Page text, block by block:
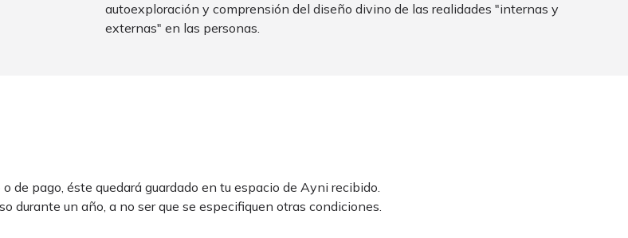
autoexploración y comprensión del diseño divino de las realidades "internas y
externas" en las personas.
de pago, éste quedará guardado en tu espacio de Ayni recibido.
durante un año, a no ser que se especifiquen otras condiciones.